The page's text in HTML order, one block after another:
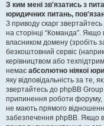
З ким мені зв'язатись з
юридичних питань,
З приводу скарг
на сторінці “Команда”. Якщо
власником домену (зробіть
безкоштовний сервіс
керівництвом або
немає абсолютно ніякої
яку відповідальність за те,
звертайтесь до phpBB
припинення роботи форуму,
не мають прямого
забезпечення phpBB. Якщо